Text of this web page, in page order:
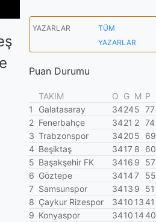
YAZARLAR
TÜM
YAZARLAR
Puan Durumu
TAKIM O G M P
1
Galatasaray 34245
77
2 Fenerbahçe 3421 2
74
3 Trabzonspor 34205
69
4 Beşiktaş 3417 8
60
5 Başakşehir FK 3416 9
57
6 Göztepe 34147
55
7 Samsunspor 3413 9
51
8 Çaykur Rizespor 3410 1341
9 Konyaspor 3410 1440